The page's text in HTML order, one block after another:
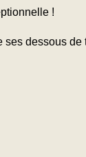
!
dessous